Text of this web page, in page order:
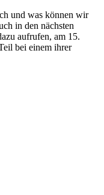
und was können wir
in den nächsten
aufrufen, am 15.
bei einem ihrer